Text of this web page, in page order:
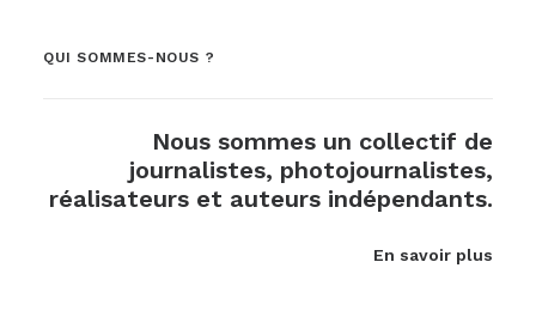
QUI SOMMES-NOUS ?
Nous sommes un collectif de
journalistes, photojournalistes,
réalisateurs et auteurs indépendants.
En savoir plus